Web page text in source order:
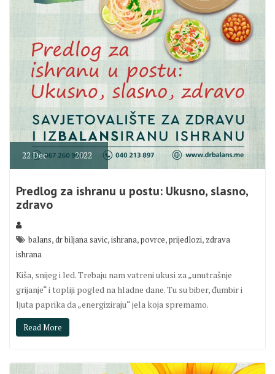
22Dec 2022
Predlog za ishranu u postu: Ukusno, slasno,
zdravo
balans,dr biljana savic,ishrana,povrce,prijedlozi, zdrava
ishrana
Kiša, snijeg i led. Trebaju nam vatreni ukusi za „unutrašnje
grijanje“ i topliji pogled na hladne dane. Tu su biber, đumbir i
ljuta paprika da „energiziraju“ jela koja spremamo.
Read More